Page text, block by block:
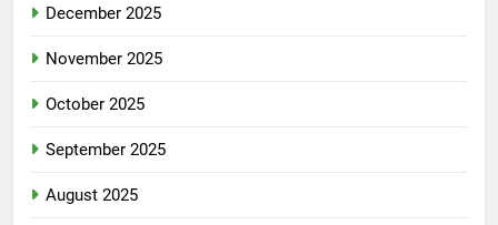
December 2025
November 2025
October 2025
September 2025
August 2025